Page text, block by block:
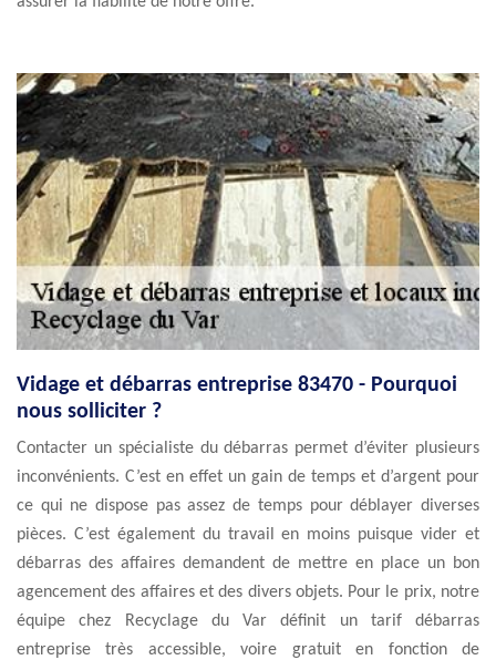
Vidage et débarras entreprise 83470 - Pourquoi
nous solliciter ?
Contacter un spécialiste du débarras permet d’éviter plusieurs
inconvénients. C’est en effet un gain de temps et d’argent pour
ce qui ne dispose pas assez de temps pour déblayer diverses
pièces. C’est également du travail en moins puisque vider et
débarras des affaires demandent de mettre en place un bon
agencement des affaires et des divers objets. Pour le prix, notre
équipe chez Recyclage du Var définit un tarif débarras
entreprise très accessible, voire gratuit en fonction de